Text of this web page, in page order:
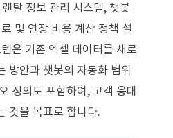
탈 정보 관리 시스템, 챗봇
및 연장 비용 계산 정책 설
은 기존 엑셀 데이터를 새로
방안과 챗봇의 자동화 범위
정의도 포함하여, 고객 응대
것을 목표로 합니다.